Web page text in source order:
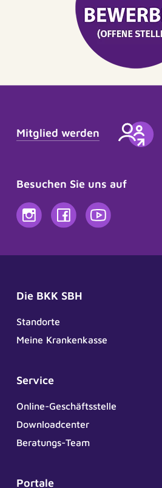
Mitglied werden
Besuchen Sie uns auf
Die BKK SBH
Standorte
Meine Krankenkasse
Service
Online-Geschäftsstelle
Downloadcenter
Beratungs-Team
Portale